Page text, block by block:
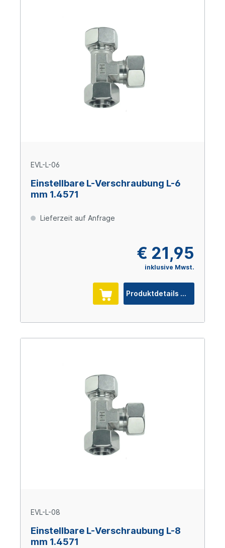
EVL-L-06
Einstellbare L-Verschraubung L-6
mm 1.4571
Lieferzeit auf Anfrage
€ 21,95
inklusive Mwst.
Produktdetails
EVL-L-08
Einstellbare L-Verschraubung L-8
mm 1.4571